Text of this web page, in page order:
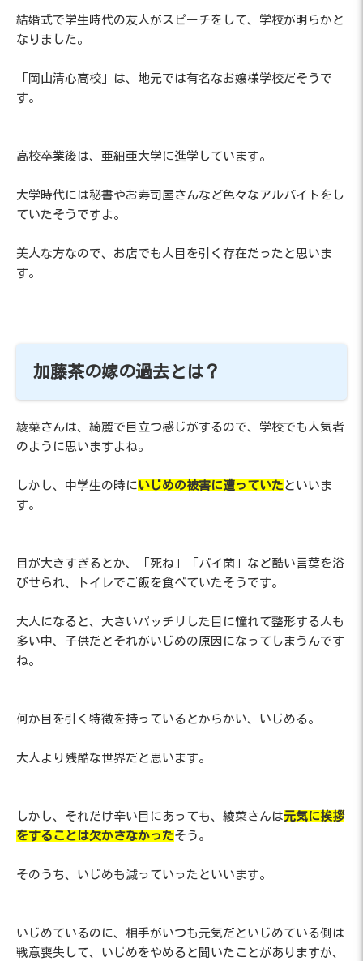
結婚式で学生時代の友人がスピーチをして、学校が明らかと
なりました。
「岡山清心高校」は、地元では有名なお嬢様学校だそうで
す。
高校卒業後は、亜細亜大学に進学しています。
大学時代には秘書やお寿司屋さんなど色々なアルバイトをし
ていたそうですよ。
美人な方なので、お店でも人目を引く存在だったと思いま
す。
加藤茶の嫁の過去とは？
綾菜さんは、綺麗で目立つ感じがするので、学校でも人気者
のように思いますよね。
しかし、中学生の時にいじめの被害に遭っていた といいま
す。
目が大きすぎるとか、「死ね」「バイ菌」など酷い言葉を浴
びせられ、トイレでご飯を食べていたそうです。
大人になると、大きいパッチリした目に憧れて整形する人も
多い中、子供だとそれがいじめの原因になってしまうんです
ね。
何か目を引く特徴を持っているとからかい、いじめる。
大人より残酷な世界だと思います。
しかし、それだけ辛い目にあっても、綾菜さんは元気に挨拶
をすることは欠かさなかったそう。
そのうち、いじめも減っていったといいます。
いじめているのに、相手がいつも元気だといじめている側は
戦意喪失して、いじめをやめると聞いたことがありますが、